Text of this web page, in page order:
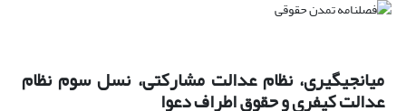
میانجیگیری، نظام عدالت مشارکتی، نسل سوم نظام
عدالت کیفری و حقوق اطراف دعوا